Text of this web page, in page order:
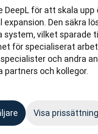
DeepL för att skala
expansion. Den säkra
system, vilket sparade
för specialiserat
och andra
partners och kollegor.
Visa prissättning